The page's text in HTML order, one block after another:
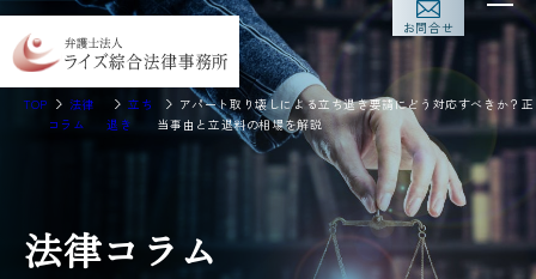
お問合せ
法律コラム
TOP
法律
コラム
立ち
退き
アパート取り壊しによる立ち退き要請にどう対応すべきか？正
当事由と立退料の相場を解説